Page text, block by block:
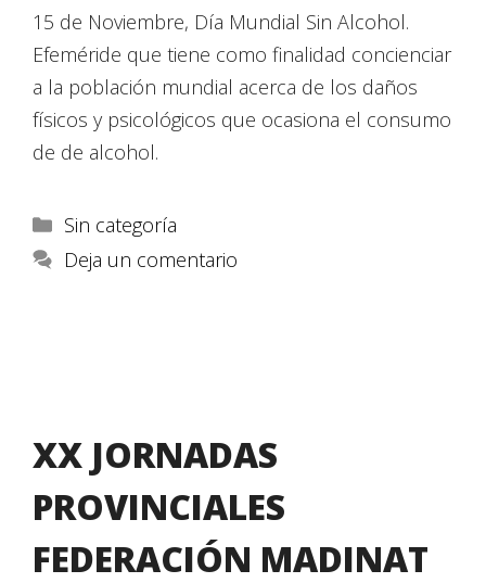
15 de Noviembre, Día Mundial Sin Alcohol.
Efeméride que tiene como finalidad concienciar
a la población mundial acerca de los daños
físicos y psicológicos que ocasiona el consumo
de de alcohol.
Sin categoría
Deja un comentario
XX JORNADAS
PROVINCIALES
FEDERACIÓN MADINAT